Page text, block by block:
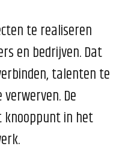
te realiseren
en bedrijven. Dat
talenten te
De
knooppunt in het